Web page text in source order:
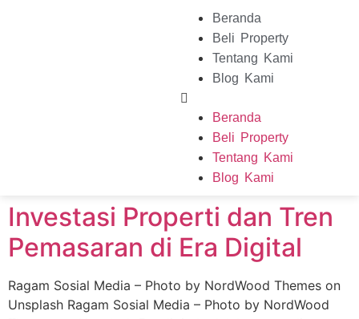
Beranda
Beli Property
Tentang Kami
Blog Kami
Beranda
Beli Property
Tentang Kami
Blog Kami
Investasi Properti dan Tren
Pemasaran di Era Digital
Ragam Sosial Media – Photo by NordWood Themes on
Unsplash Ragam Sosial Media – Photo by NordWood